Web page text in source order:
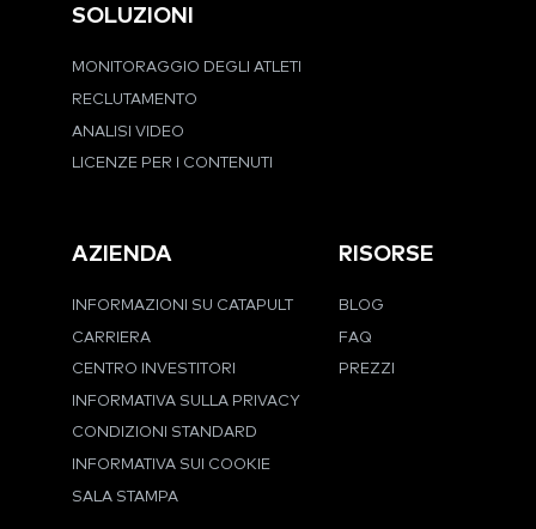
SOLUZIONI
MONITORAGGIO DEGLI ATLETI
RECLUTAMENTO
ANALISI VIDEO
LICENZE PER I CONTENUTI
AZIENDA
INFORMAZIONI SU CATAPULT
CARRIERA
CENTRO INVESTITORI
INFORMATIVA SULLA PRIVACY
CONDIZIONI STANDARD
INFORMATIVA SUI COOKIE
SALA STAMPA
RISORSE
BLOG
FAQ
PREZZI